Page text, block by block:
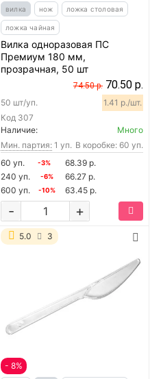
вилка нож ложка столовая
ложка чайная
Вилка одноразовая ПС
Премиум 180 мм,
прозрачная, 50 шт
74.50 р. 70.50 р.
Код 307
50 шт/уп. 1.41 р./шт.
Наличие:
Много
Мин. партия: 1 уп. В коробке: 60 уп.
60 уп.
-3%
68.39 р.
240 уп.
-6%
66.27 р.
600 уп.
-10% 63.45 р.
+
-
5.0 3
- 8%